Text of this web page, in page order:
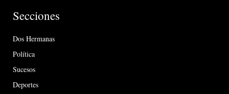
Secciones
Dos Hermanas
Política
Sucesos
Deportes